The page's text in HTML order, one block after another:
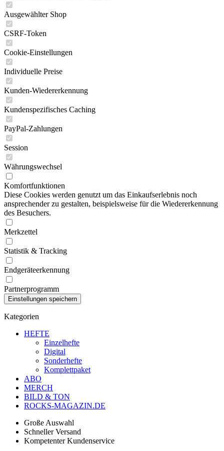
Ausgewählter Shop
CSRF-Token
Cookie-Einstellungen
Individuelle Preise
Kunden-Wiedererkennung
Kundenspezifisches Caching
PayPal-Zahlungen
Session
Währungswechsel
Komfortfunktionen
Diese Cookies werden genutzt um das Einkaufserlebnis noch
ansprechender zu gestalten, beispielsweise für die Wiedererkennung
des Besuchers.
Merkzettel
Statistik & Tracking
Endgeräteerkennung
Partnerprogramm
Kategorien
HEFTE
Einzelhefte
Digital
Sonderhefte
Komplettpaket
ABO
MERCH
BILD & TON
ROCKS-MAGAZIN.DE
Große Auswahl
Schneller Versand
Kompetenter Kundenservice